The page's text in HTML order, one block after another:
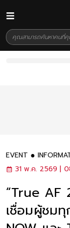
EVENT
31 พ.ค. 2569 |
“True AF
เชื่อมผู้ชม